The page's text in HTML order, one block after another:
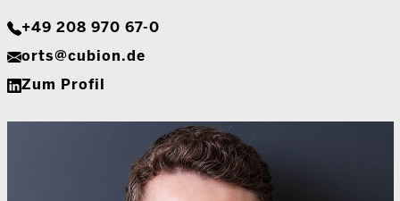
+49 208 970 67-0
orts@cubion.de
Zum Profil